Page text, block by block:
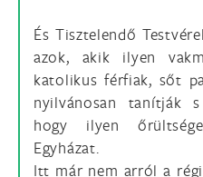
És Tisztelendő
azok, akik ilyen
katolikus férfiak, sőt
nyilvánosan tanítják
hogy ilyen
Egyházat.
Itt már nem arról a